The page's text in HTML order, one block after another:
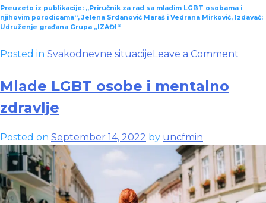
Preuzeto iz publikacije: „Priručnik za rad sa mladim LGBT osobama i
njihovim porodicama“, Jelena Srdanović Maraš i Vedrana Mirković, Izdavač:
Udruženje građana Grupa „IZAĐI“
Posted in Svakodnevne situacije Leave a Comment
Mlade LGBT osobe i mentalno
zdravlje
Posted on September 14, 2022 by uncfmin